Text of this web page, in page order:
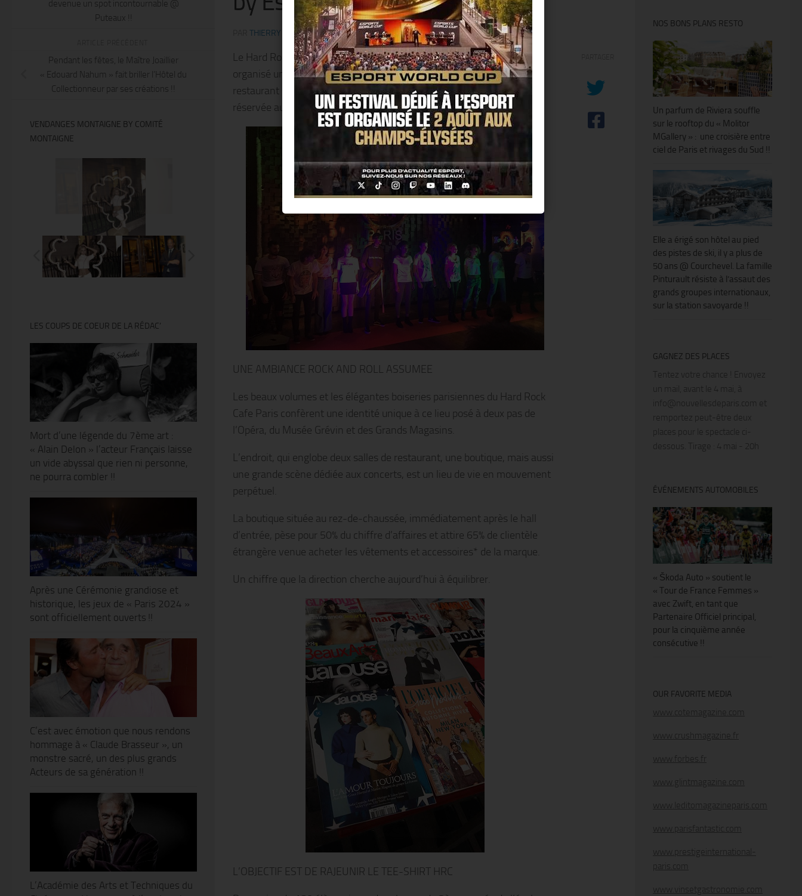
THIERRY KER· PUBLIÉ29 DÉCEMBRE 2017· MIS À JOUR19 JANVIER 2018
Le Hard Rock Cafe Paris et la prestigieuse école de mode ESMOD ont
organisé un défilé de mode le jeudi 14 décembre 2017, sur la scène du
restaurant situé sur les Grands Boulevards qui est habituellement
réservée aux concerts de musique live.
UNE AMBIANCE ROCK AND ROLL ASSUMEE
Les beaux volumes et les élégantes boiseries parisiennes du Hard Rock
Cafe Paris confèrent une identité unique à ce lieu posé à deux pas de
l’Opéra, du Musée Grévin et des Grands Magasins.
L’endroit, qui englobe deux salles de restaurant, une boutique, mais aussi
une grande scène dédiée aux concerts, est un lieu de vie en mouvement
perpétuel.
La boutique située au rez-de-chaussée, immédiatement après le hall
d’entrée, pèse pour 50% du chiffre d’affaires et attire 65% de clientèle
étrangère venue acheter les vêtements et accessoires* de la marque.
Un chiffre que la direction cherche aujourd’hui à équilibrer.
L’OBJECTIF EST DE RAJEUNIR LE TEE-SHIRT HRC
devenue un spot incontournable @
Puteaux !!
Pendant les fêtes, le Maître Joaillier
« Edouard Nahum » fait briller l’Hôtel du
Collectionneur par ses créations !!
VENDANGES MONTAIGNE BY COMITÉ
MONTAIGNE
LES COUPS DE COEUR DE LA RÉDAC’
Mort d’une légende du 7ème art :
« Alain Delon » l’acteur Français laisse
un vide abyssal que rien ni personne,
ne pourra combler !!
Après une Cérémonie grandiose et
historique, les jeux de « Paris 2024 »
sont officiellement ouverts !!
C’est avec émotion que nous rendons
hommage à « Claude Brasseur », un
monstre sacré, un des plus grands
Acteurs de sa génération !!
L’Académie des Arts et Techniques du
NOS BONS PLANS RESTO
Un parfum de Riviera souffle
sur le rooftop du « Molitor
MGallery » : une croisière entre
ciel de Paris et rivages du Sud !!
Elle a érigé son hôtel au pied
des pistes de ski, il y a plus de
50 ans @ Courchevel. La famille
Pinturault résiste à l’assaut des
grands groupes internationaux,
sur la station savoyarde !!
GAGNEZ DES PLACES
Tentez votre chance ! Envoyez
un mail, avant le 4 mai, à
info@nouvellesdeparis.com et
remportez peut-être deux
places pour le spectacle ci-
dessous. Tirage : 4 mai - 20h
ÉVÉNEMENTS AUTOMOBILES
« Škoda Auto » soutient le
« Tour de France Femmes »
avec Zwift, en tant que
Partenaire Officiel principal,
pour la cinquième année
consécutive !!
OUR FAVORITE MEDIA
www.cotemagazine.com
www.crushmagazine.fr
www.forbes.fr
www.glintmagazine.com
www.leditomagazineparis.com
www.parisfantastic.com
www.prestigeinternational-
paris.com
www.vinsetgastronomie.com